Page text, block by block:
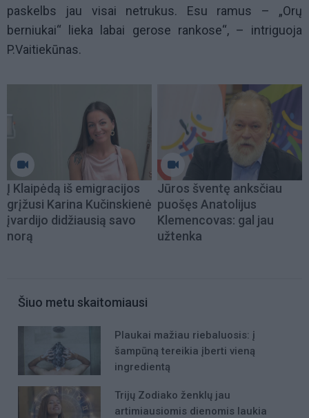
paskelbs jau visai netrukus. Esu ramus – „Orų
berniukai“ lieka labai gerose rankose“, – intriguoja
P.Vaitiekūnas.
Į Klaipėdą iš emigracijos
grįžusi Karina Kučinskienė
įvardijo didžiausią savo
norą
Jūros šventę anksčiau
puošęs Anatolijus
Klemencovas: gal jau
užtenka
Šiuo metu skaitomiausi
Plaukai mažiau riebaluosis: į
šampūną tereikia įberti vieną
ingredientą
Trijų Zodiako ženklų jau
artimiausiomis dienomis laukia